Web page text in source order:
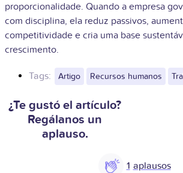
proporcionalidade. Quando a empresa
com disciplina, ela reduz passivos,
competitividade e cria uma base
crescimento.
Tags: Artigo Recursos humanos
¿Te gustó el artículo?
Regálanos un
aplauso.
1